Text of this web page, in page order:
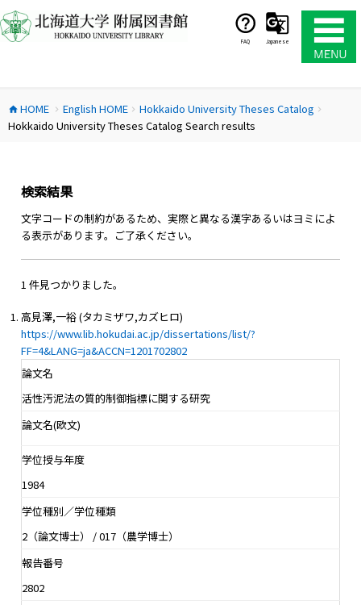
ン
テ
ス
キ
FAQ Japanese
home HOME chevron_right English HOMEchevron_right Hokkaido University Theses Catalog chevron_right
Hokkaido University Theses Catalog Search results
検索結果
文字コードの制約があるため、実際と異なる漢字あるいはヨミによ
る表示があります。ご了承ください。
1 件見つかりました。
高見澤,一裕 (タカミザワ,カズヒロ)
https://www.lib.hokudai.ac.jp/dissertations/list/?
FF=4&LANG=ja&ACCN=1201702802
論文名
活性汚泥法の質的制御指標に関する研究
論文名(欧文)
学位授与年度
1984
学位種別／学位種類
2（論文博士） / 017（農学博士）
報告番号
2802